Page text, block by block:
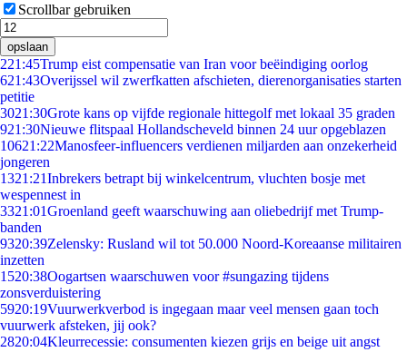
Scrollbar gebruiken
opslaan
221:45Trump eist compensatie van Iran voor beëindiging oorlog
621:43Overijssel wil zwerfkatten afschieten, dierenorganisaties starten
petitie
3021:30Grote kans op vijfde regionale hittegolf met lokaal 35 graden
921:30Nieuwe flitspaal Hollandscheveld binnen 24 uur opgeblazen
10621:22Manosfeer-influencers verdienen miljarden aan onzekerheid
jongeren
1321:21Inbrekers betrapt bij winkelcentrum, vluchten bosje met
wespennest in
3321:01Groenland geeft waarschuwing aan oliebedrijf met Trump-
banden
9320:39Zelensky: Rusland wil tot 50.000 Noord-Koreaanse militairen
inzetten
1520:38Oogartsen waarschuwen voor #sungazing tijdens
zonsverduistering
5920:19Vuurwerkverbod is ingegaan maar veel mensen gaan toch
vuurwerk afsteken, jij ook?
2820:04Kleurrecessie: consumenten kiezen grijs en beige uit angst